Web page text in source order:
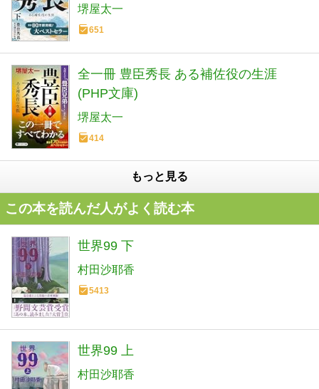
堺屋太一
651
全一冊 豊臣秀長 ある補佐役の生涯
(PHP文庫)
堺屋太一
414
もっと見る
この本を読んだ人がよく読む本
世界99 下
村田沙耶香
5413
世界99 上
村田沙耶香